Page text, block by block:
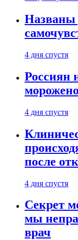
4 дня спустя
Россиян
4 дня спустя
после
4 дня спустя
Секрет
мы
врач